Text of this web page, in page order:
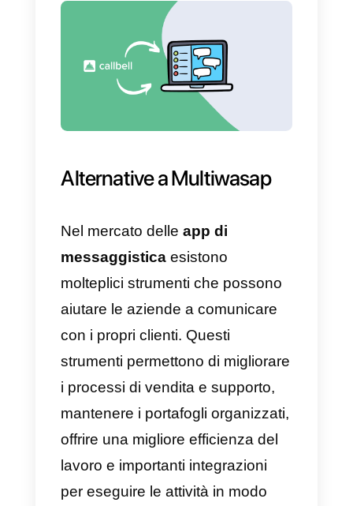
Come accennato in precedenza,
vogliamo solo che tu possa
prendere la decisione migliore
quando e se dovessi scegli
svantaggi dell’utilizzo di questa
piattaforma.
Vantaggi
1)WhatsApp Multi agente.
2) CRM per la tua azienda su
WhatsApp.
3) Analisi specializzate.